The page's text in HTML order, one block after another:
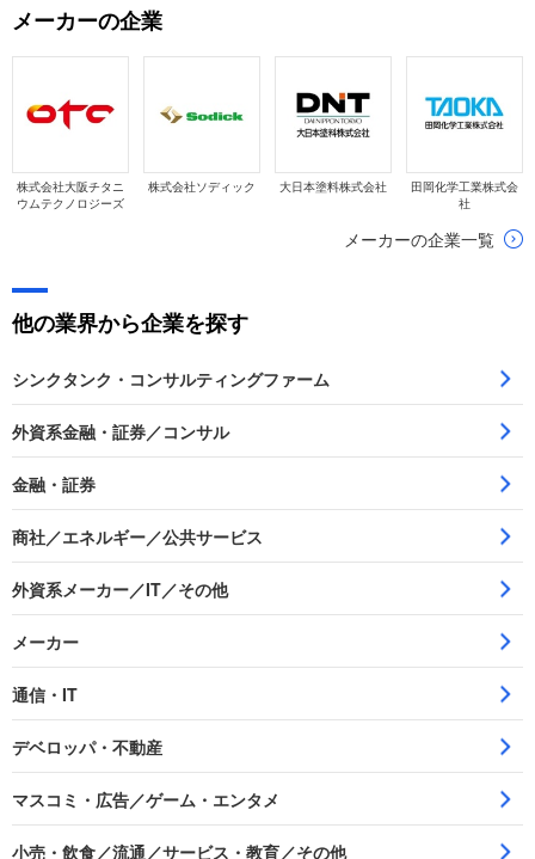
す。
メーカーの企業
株式会社大阪チタニ
ウムテクノロジーズ
株式会社ソディック 大日本塗料株式会社
田岡化学工業株式会
社
メーカーの企業一覧
他の業界から企業を探す
シンクタンク・コンサルティングファーム
外資系金融・証券／コンサル
金融・証券
商社／エネルギー／公共サービス
外資系メーカー／IT／その他
メーカー
通信・IT
デベロッパ・不動産
マスコミ・広告／ゲーム・エンタメ
小売・飲食／流通／サービス・教育／その他